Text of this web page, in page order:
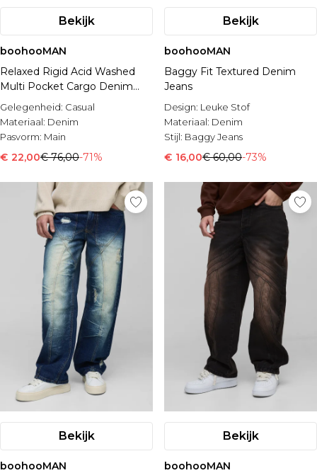
Bekijk
boohooMAN
Relaxed Rigid Acid Washed
Multi Pocket Cargo Denim
Jeans
Gelegenheid: Casual
Materiaal: Denim
Pasvorm: Main
€ 22,00€ 76,00-71%
Bekijk
boohooMAN
Baggy Fit Textured Denim
Jeans
Design: Leuke Stof
Materiaal: Denim
Stijl: Baggy Jeans
€ 16,00€ 60,00-73%
Bekijk
boohooMAN
Bekijk
boohooMAN